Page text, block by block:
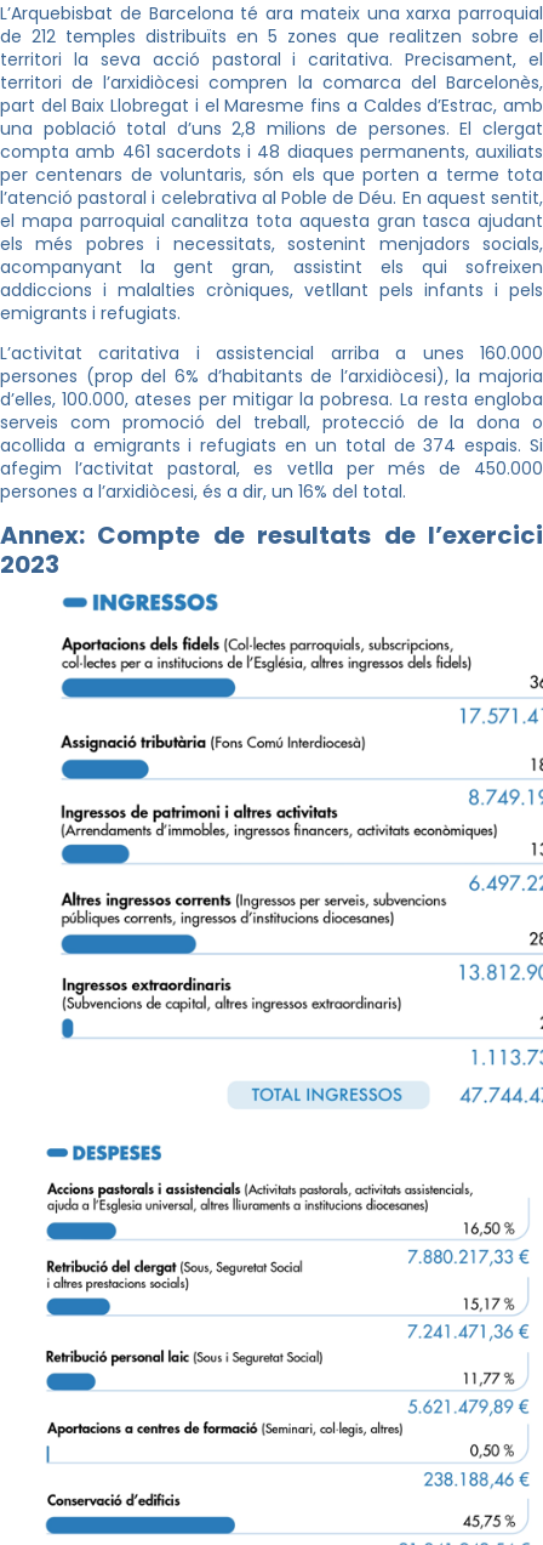
L’Arquebisbat de Barcelona té ara mateix una xarxa parroquial
de 212 temples distribuïts en 5 zones que realitzen sobre el
territori la seva acció pastoral i caritativa. Precisament, el
territori de l’arxidiòcesi compren la comarca del Barcelonès,
part del Baix Llobregat i el Maresme fins a Caldes d’Estrac, amb
una població total d’uns 2,8 milions de persones. El clergat
compta amb 461 sacerdots i 48 diaques permanents, auxiliats
per centenars de voluntaris, són els que porten a terme tota
l’atenció pastoral i celebrativa al Poble de Déu. En aquest sentit,
el mapa parroquial canalitza tota aquesta gran tasca ajudant
els més pobres i necessitats, sostenint menjadors socials,
acompanyant la gent gran, assistint els qui sofreixen
addiccions i malalties cròniques, vetllant pels infants i pels
emigrants i refugiats.
L’activitat caritativa i assistencial arriba a unes 160.000
persones (prop del 6% d’habitants de l’arxidiòcesi), la majoria
d’elles, 100.000, ateses per mitigar la pobresa. La resta engloba
serveis com promoció del treball, protecció de la dona o
acollida a emigrants i refugiats en un total de 374 espais. Si
afegim l’activitat pastoral, es vetlla per més de 450.000
persones a l’arxidiòcesi, és a dir, un 16% del total.
Annex: Compte de resultats de l’exercici
2023